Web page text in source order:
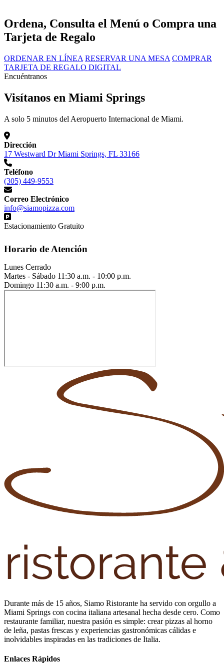
Ordena, Consulta el Menú o Compra una
Tarjeta de Regalo
ORDENAR EN LÍNEA RESERVAR UNA MESA COMPRAR
TARJETA DE REGALO DIGITAL
Encuéntranos
Visítanos en Miami Springs
A solo 5 minutos del Aeropuerto Internacional de Miami.
Dirección
17 Westward Dr Miami Springs, FL 33166
Teléfono
(305) 449-9553
Correo Electrónico
info@siamopizza.com
Estacionamiento Gratuito
Horario de Atención
Lunes Cerrado
Martes - Sábado 11:30 a.m. - 10:00 p.m.
Domingo 11:30 a.m. - 9:00 p.m.
Durante más de 15 años, Siamo Ristorante ha servido con orgullo a
Miami Springs con cocina italiana artesanal hecha desde cero. Como
restaurante familiar, nuestra pasión es simple: crear pizzas al horno
de leña, pastas frescas y experiencias gastronómicas cálidas e
inolvidables inspiradas en las tradiciones de Italia.
Enlaces Rápidos